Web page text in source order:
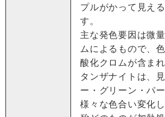
プルがかって見え
す。
主な発色要因は微
ムによるもので、
酸化クロムが含まれ
タンザナイトは、
ー・グリーン・パ
様々な色合い変化し